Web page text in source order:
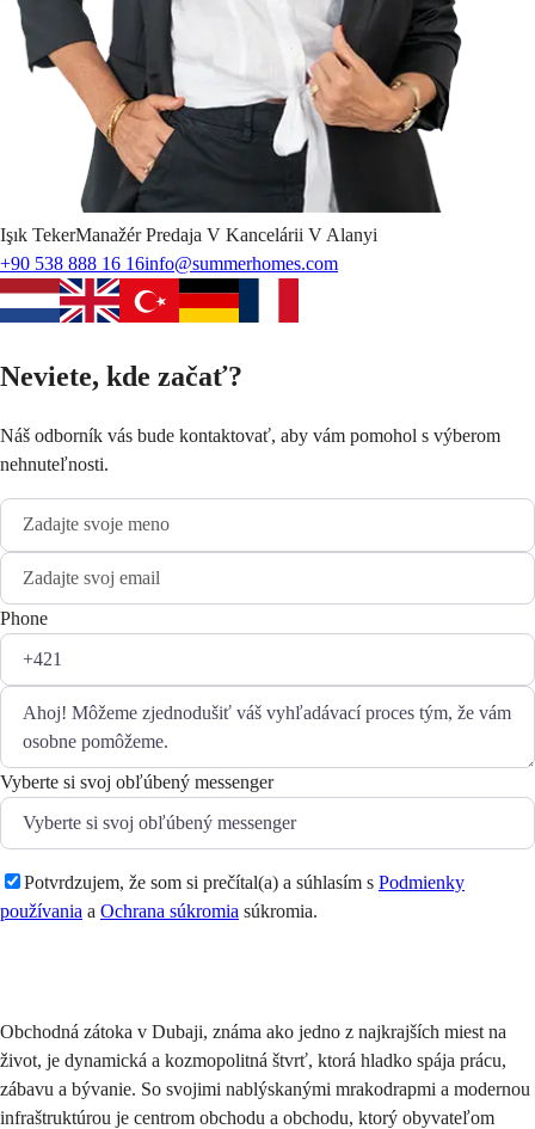
Işık TekerManažér Predaja V Kancelárii V Alanyi
+90 538 888 16 16info@summerhomes.com
Neviete, kde začať?
Náš odborník vás bude kontaktovať, aby vám pomohol s výberom
nehnuteľnosti.
Phone
Vyberte si svoj obľúbený messenger
Potvrdzujem, že som si prečítal(a) a súhlasím s Podmienky
používania a Ochrana súkromia súkromia.
Obchodná zátoka v Dubaji, známa ako jedno z najkrajších miest na
život, je dynamická a kozmopolitná štvrť, ktorá hladko spája prácu,
zábavu a bývanie. So svojimi nablýskanými mrakodrapmi a modernou
infraštruktúrou je centrom obchodu a obchodu, ktorý obyvateľom